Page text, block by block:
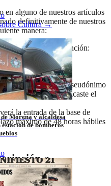
Cultura→
Morena y alcaldesa
de bomberos
en alguno de nuestros artículos
definitivamente de nuestros
manera:
buzón de atención:
de Eliminación de
el nombre/pseudónimo
artículo donde publicaste el
la entrada de la base de
máximo de 48 horas hábiles
a